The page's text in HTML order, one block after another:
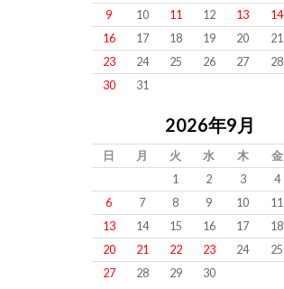
9
10 11 12 13 14
16
17 18 19 20 21
23
24 25 26 27 28
30
31
2026年9月
日 月 火 水 木 金
1
2 3 4
6
7 8 9 10 11
13
14 15 16 17 18
20
21 22 23 24 25
27
28 29 30